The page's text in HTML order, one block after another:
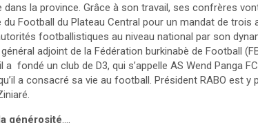
dans la province. Grâce à son travail, ses confrères
Football du Plateau Central pour un mandat de trois
footballistiques au niveau national par son
adjoint de la Fédération burkinabè de Football
a fondé un club de D3, qui s’appelle AS Wend Panga
a consacré sa vie au football. Président RABO est y
générosité